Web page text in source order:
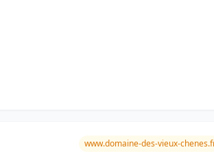
www.domaine-des-vieux-